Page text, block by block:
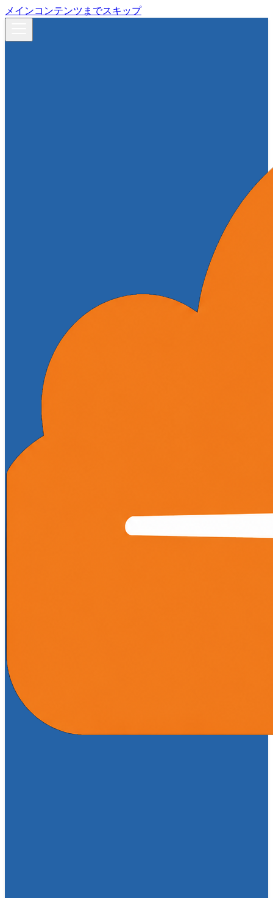
メインコンテンツまでスキップ